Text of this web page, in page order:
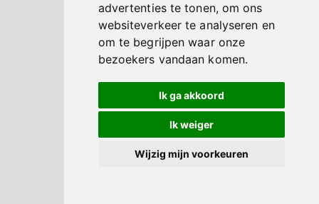
advertenties te tonen, om ons
websiteverkeer te analyseren en
om te begrijpen waar onze
bezoekers vandaan komen.
Ik ga akkoord
Ik weiger
Wijzig mijn voorkeuren